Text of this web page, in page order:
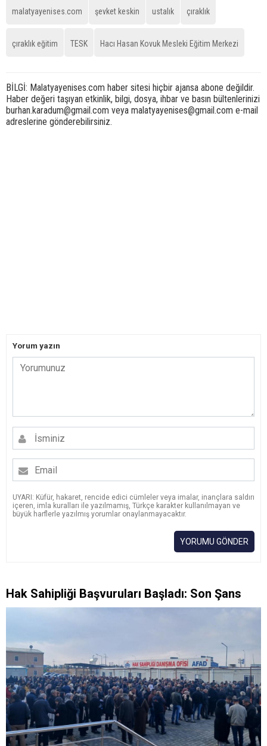
malatyayenises.com şevket keskin ustalık çıraklık
çıraklık eğitim TESK Hacı Hasan Kovuk Mesleki Eğitim Merkezi
BİLGİ: Malatyayenises.com haber sitesi hiçbir ajansa abone değildir.
Haber değeri taşıyan etkinlik, bilgi, dosya, ihbar ve basın bültenlerinizi
burhan.karadum@gmail.com veya malatyayenises@gmail.com e-mail
adreslerine gönderebilirsiniz.
Yorum yazın
UYARI: Küfür, hakaret, rencide edici cümleler veya imalar, inançlara saldırı
içeren, imla kuralları ile yazılmamış, Türkçe karakter kullanılmayan ve
büyük harflerle yazılmış yorumlar onaylanmayacaktır.
YORUMU GÖNDER
Hak Sahipliği Başvuruları Başladı: Son Şans